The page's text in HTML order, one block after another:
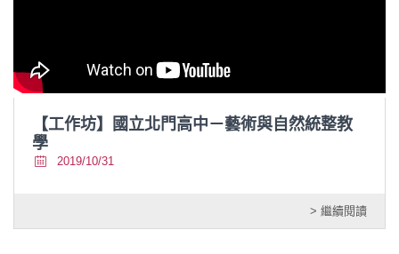
【工作坊】國立北門高中－藝術與自然統整教
學
2019/10/31
> 繼續閱讀